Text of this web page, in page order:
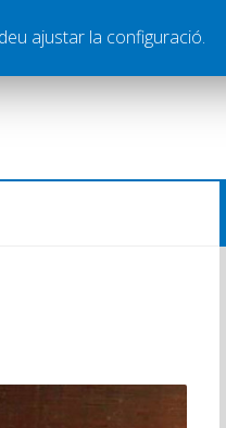
ajustar la configuració.